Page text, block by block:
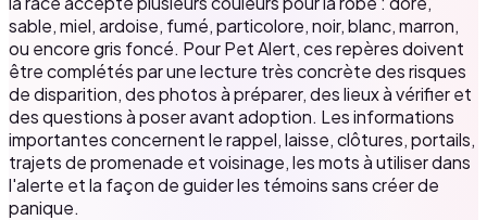
sable, miel, ardoise, fumé, particolore, noir, blanc, marron,
ou encore gris foncé. Pour Pet Alert, ces repères doivent
être complétés par une lecture très concrète des risques
de disparition, des photos à préparer, des lieux à vérifier et
des questions à poser avant adoption. Les informations
importantes concernent le rappel, laisse, clôtures, portails,
trajets de promenade et voisinage, les mots à utiliser dans
l'alerte et la façon de guider les témoins sans créer de
panique.